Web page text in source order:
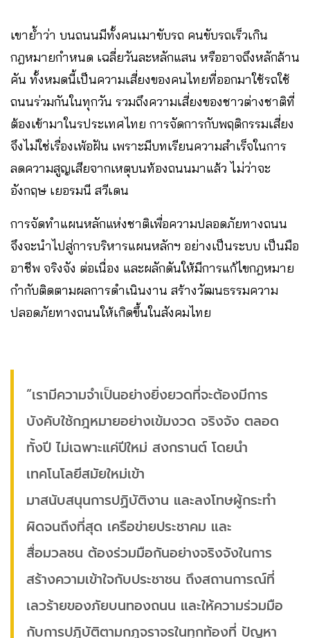
เขาย้ำว่า บนถนนมีทั้งคนเมาขับรถ คนขับรถเร็วเกิน
กฎหมายกำหนด เฉลี่ยวันละหลักแสน หรืออาจถึงหลักล้าน
คัน ทั้งหมดนี้เป็นความเสี่ยงของคนไทยที่ออกมาใช้รถใช้
ถนนร่วมกันในทุกวัน รวมถึงความเสี่ยงของชาวต่างชาติที่
ต้องเข้ามาในรประเทศไทย การจัดการกับพฤติกรรมเสี่ยง
จึงไม่ใช่เรื่องเพ้อฝัน เพราะมีบทเรียนความสำเร็จในการ
ลดความสูญเสียจากเหตุบนท้องถนนมาแล้ว ไม่ว่าจะ
อังกฤษ เยอรมนี สวีเดน
การจัดทำแผนหลักแห่งชาติเพื่อความปลอดภัยทางถนน
จึงจะนำไปสู่การบริหารแผนหลักฯ อย่างเป็นระบบ เป็นมือ
อาชีพ จริงจัง ต่อเนื่อง และผลักดันให้มีการแก้ไขกฎหมาย
กำกับติดตามผลการดำเนินงาน สร้างวัฒนธรรมความ
ปลอดภัยทางถนนให้เกิดขึ้นในสังคมไทย
”เรามีความจำเป็นอย่างยิ่งยวดที่จะต้องมีการ
บังคับใช้กฎหมายอย่างเข้มงวด จริงจัง ตลอด
ทั้งปี ไม่เฉพาะแค่ปีใหม่ สงกรานต์ โดยนำ
เทคโนโลยีสมัยใหม่เข้า
มาสนับสนุนการปฏิบัติงาน และลงโทษผู้กระทำ
ผิดจนถึงที่สุด เครือข่ายประชาคม และ
สื่อมวลชน ต้องร่วมมือกันอย่างจริงจังในการ
สร้างความเข้าใจกับประชาชน ถึงสถานการณ์ที่
เลวร้ายของภัยบนทองถนน และให้ความร่วมมือ
กับการปฏิบัติตามกฏจราจรในทุกท้องที่ ปัญหา